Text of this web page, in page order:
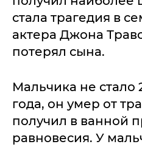
стала трагедия в
актера Джона
потерял сына.
Мальчика не стало
года, он умер от
получил в ванной
равновесия. У